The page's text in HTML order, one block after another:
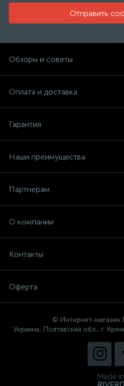
Отправить
Обзоры и советы
Оплата и доставка
Гарантия
Наши преимущества
Партнерам
О компании
Контакты
Оферта
© Интернет-магазин
Украина, Полтавская обл., г.
Made in